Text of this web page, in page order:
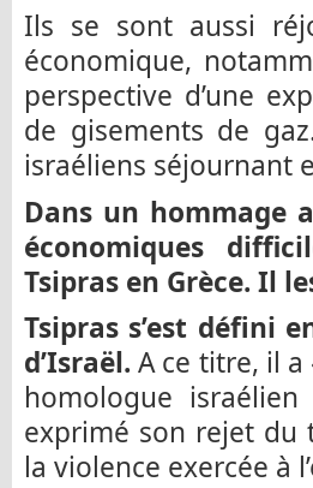
Ils se sont aussi
économique,
perspective d’une
de gisements de
israéliens séjournant
Dans un hommage
économiques
Tsipras en Grèce. Il
Tsipras s’est défini
d’Israël. A ce titre, il
homologue
exprimé son rejet du
la violence exercée à